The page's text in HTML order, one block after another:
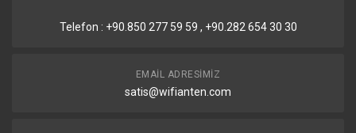
Telefon : +90.850 277 59 59 , +90.282 654 30 30
EMAIL ADRESIMIZ
satis@wifianten.com